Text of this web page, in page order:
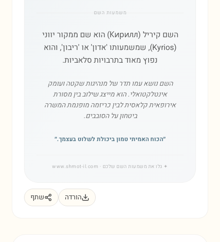
משמעות השם
השם קיריל (Кирилл) הוא שם ממקור יווני
(Kyrios), שמשמעותו 'אדון' או 'ריבון', והוא
נפוץ מאוד בתרבויות סלאביות.
השם נושא עמו תדר של מנהיגות שקטה ועומק
אינטלקטואלי. הוא מייצג שילוב בין מסורת
אירופאית קלאסית לבין כריזמה מופנמת המשרה
ביטחון על הסובבים.
״הכוח האמיתי טמון ביכולת לשלוט בעצמך.״
✦ גלו את משמעות השם שלכם · www.shmot-il.com
הורדה שתף